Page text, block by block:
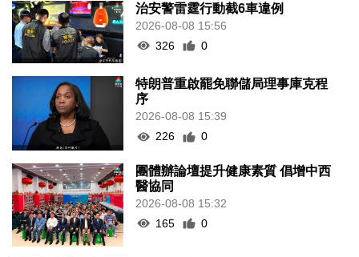
治安警雷霆行動截6車違例
2026-08-08 15:56
326
0
特朗普重啟罷免聯儲局理事庫克程
序
2026-08-08 15:39
226
0
團體辦論壇提升健康素質 倡增中西
醫協同
2026-08-08 15:32
165
0